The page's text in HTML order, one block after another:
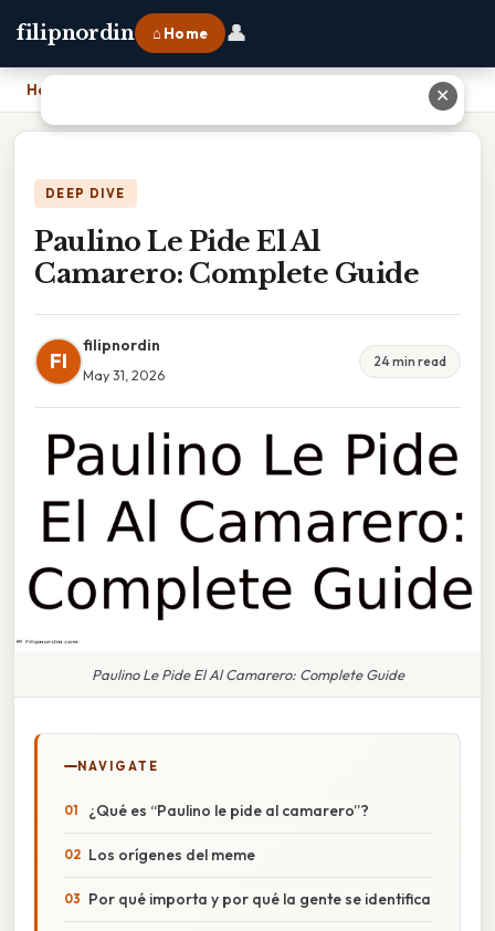
filipnordin ⌂ Home 👤
Home
DEEP DIVE
Paulino Le Pide El Al
Camarero: Complete Guide
FI
filipnordin
May 31, 2026
24 min read
Paulino Le Pide El Al Camarero: Complete Guide
NAVIGATE
¿Qué es “Paulino le pide al camarero”?
Los orígenes del meme
Por qué importa y por qué la gente se identifica
✕